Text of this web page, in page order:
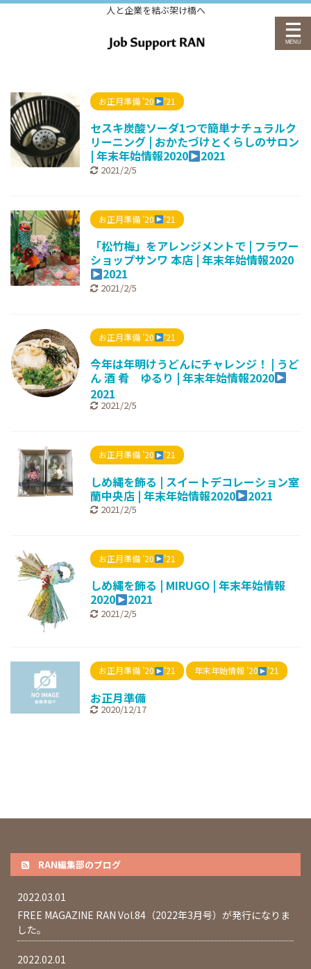
人と企業を結ぶ架け橋へ
お正月準備 ’20 ’21
セスキ炭酸ソーダ1つで簡単ナチュラルク
リーニング | おかたづけとくらしのサロン
| 年末年始情報2020
2021
2021/2/5
お正月準備 ’20 ’21
「松竹梅」をアレンジメントで | フラワー
ショップサンワ 本店 | 年末年始情報2020
2021
2021/2/5
お正月準備 ’20 ’21
今年は年明けうどんにチャレンジ！ | うど
ん 酒 肴 ゆるり | 年末年始情報2020
2021
2021/2/5
お正月準備 ’20 ’21
しめ縄を飾る | スイートデコレーション室
蘭中央店 | 年末年始情報2020
2021
2021/2/5
お正月準備 ’20 ’21
しめ縄を飾る | MIRUGO | 年末年始情報
2020
2021
2021/2/5
お正月準備 ’20 ’21 年末年始情報 ’20 ’21
お正月準備
2020/12/17
RAN編集部のブログ
2022.03.01
FREE MAGAZINE RAN Vol.84（2022年3月号）が発行になりま
した。
2022.02.01